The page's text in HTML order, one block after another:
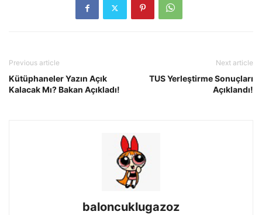
Previous article
Kütüphaneler Yazın Açık
Kalacak Mı? Bakan Açıkladı!
Next article
TUS Yerleştirme Sonuçları
Açıklandı!
baloncuklugazoz